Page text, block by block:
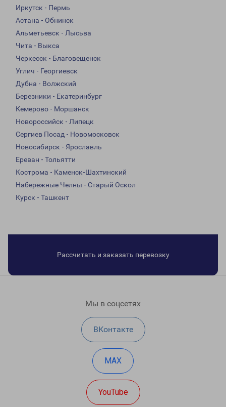
Иркутск - Пермь
Астана - Обнинск
Альметьевск - Лысьва
Чита - Выкса
Черкесск - Благовещенск
Углич - Георгиевск
Дубна - Волжский
Березники - Екатеринбург
Кемерово - Моршанск
Новороссийск - Липецк
Сергиев Посад - Новомосковск
Новосибирск - Ярославль
Ереван - Тольятти
Кострома - Каменск-Шахтинский
Набережные Челны - Старый Оскол
Курск - Ташкент
Рассчитать и заказать перевозку
Мы в соцсетях
ВКонтакте
MAX
YouTube